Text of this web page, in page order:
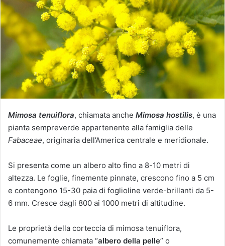
u
n
'
e
m
a
i
l
Mimosa tenuiflora, chiamata anche Mimosa hostilis, è una
pianta sempreverde appartenente alla famiglia delle
Fabaceae, originaria dell’America centrale e meridionale.
Si presenta come un albero alto fino a 8-10 metri di
altezza. Le foglie, finemente pinnate, crescono fino a 5 cm
e contengono 15-30 paia di foglioline verde-brillanti da 5-
6 mm. Cresce dagli 800 ai 1000 metri di altitudine.
Le proprietà della corteccia di mimosa tenuiflora,
comunemente chiamata “albero della pelle” o